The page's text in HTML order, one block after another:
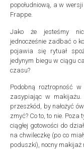
popołudniową, a w
Frappe.
Jako że jesteśmy
jednocześnie zadbać o
pojawia się rytuał
jedynym biegu w ciągu
czasu?
Podobną roztropność
zasypiając w makijażu.
przeszkód, by nałożyć
zmyć? Co to, to nie.
ciągłej gotowości do
na chwileczkę (po co
poduszki), nocny makijaż